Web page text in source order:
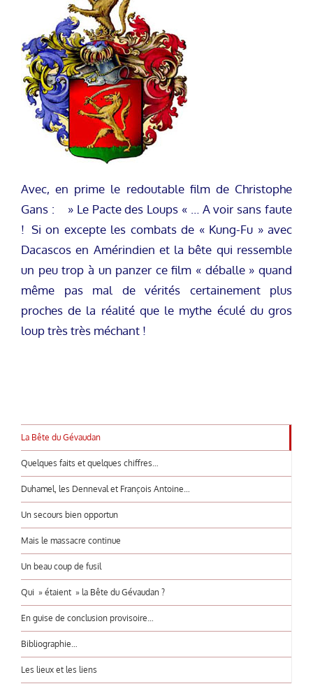
Avec, en prime le redoutable film de Christophe
Gans : » Le Pacte des Loups « … A voir sans faute
! Si on excepte les combats de « Kung-Fu » avec
Dacascos en Amérindien et la bête qui ressemble
un peu trop à un panzer ce film « déballe » quand
même pas mal de vérités certainement plus
proches de la réalité que le mythe éculé du gros
loup très très méchant !
La Bête du Gévaudan
Quelques faits et quelques chiffres…
Duhamel, les Denneval et François Antoine…
Un secours bien opportun
Mais le massacre continue
Un beau coup de fusil
Qui » étaient » la Bête du Gévaudan ?
En guise de conclusion provisoire…
Bibliographie…
Les lieux et les liens